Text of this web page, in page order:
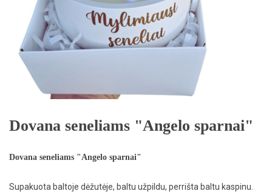
Dovana seneliams "Angelo sparnai"
Dovana seneliams "Angelo sparnai"
Supakuota baltoje dėžutėje, baltu užpildu, perrišta baltu kaspinu.